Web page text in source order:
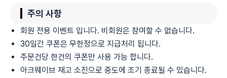
주의 사항
회원 전용 이벤트 입니다. 비회원은 참여할 수 없습니다.
30일간 쿠폰은 무한정으로 지급처리 됩니다.
주문건당 한건의 쿠폰만 사용 가능 합니다.
아크웨이브 재고 소진으로 중도에 조기 종료될 수 있습니다.